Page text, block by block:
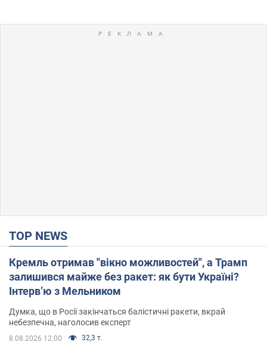
TOP NEWS
Кремль отримав "вікно можливостей", а Трамп
залишився майже без ракет: як бути Україні?
Інтерв’ю з Мельником
Думка, що в Росії закінчаться балістичні ракети, вкрай
небезпечна, наголосив експерт
8.08.2026 12:00 32,3 т.